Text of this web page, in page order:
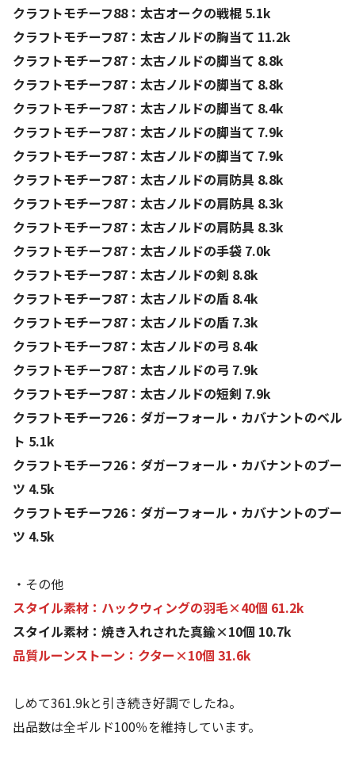
クラフトモチーフ88：太古オークの戦棍 5.1k
クラフトモチーフ87：太古ノルドの胸当て 11.2k
クラフトモチーフ87：太古ノルドの脚当て 8.8k
クラフトモチーフ87：太古ノルドの脚当て 8.8k
クラフトモチーフ87：太古ノルドの脚当て 8.4k
クラフトモチーフ87：太古ノルドの脚当て 7.9k
クラフトモチーフ87：太古ノルドの脚当て 7.9k
クラフトモチーフ87：太古ノルドの肩防具 8.8k
クラフトモチーフ87：太古ノルドの肩防具 8.3k
クラフトモチーフ87：太古ノルドの肩防具 8.3k
クラフトモチーフ87：太古ノルドの手袋 7.0k
クラフトモチーフ87：太古ノルドの剣 8.8k
クラフトモチーフ87：太古ノルドの盾 8.4k
クラフトモチーフ87：太古ノルドの盾 7.3k
クラフトモチーフ87：太古ノルドの弓 8.4k
クラフトモチーフ87：太古ノルドの弓 7.9k
クラフトモチーフ87：太古ノルドの短剣 7.9k
クラフトモチーフ26：ダガーフォール・カバナントのベル
ト 5.1k
クラフトモチーフ26：ダガーフォール・カバナントのブー
ツ 4.5k
クラフトモチーフ26：ダガーフォール・カバナントのブー
ツ 4.5k
・その他
スタイル素材：ハックウィングの羽毛×40個 61.2k
スタイル素材：焼き入れされた真鍮×10個 10.7k
品質ルーンストーン：クター×10個 31.6k
しめて361.9kと引き続き好調でしたね。
出品数は全ギルド100％を維持しています。